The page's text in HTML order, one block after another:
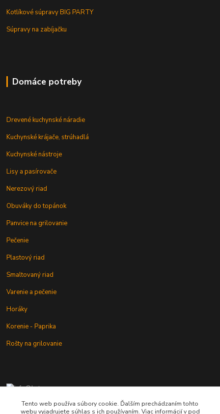
Kotlíkové súpravy BIG PARTY
Súpravy na zabíjačku
Domáce potreby
Drevené kuchynské náradie
Kuchynské krájače, strúhadlá
Kuchynské nástroje
Lisy a pasírovače
Nerezový riad
Obuváky do topánok
Panvice na grilovanie
Pečenie
Plastový riad
Smaltovaný riad
Varenie a pečenie
Horáky
Korenie - Paprika
Rošty na grilovanie
+421 902 212 007
od 8:00 - do 16:00 hod
Tento web používa súbory cookie. Ďalším prechádzaním tohto
webu vyjadrujete súhlas s ich používaním. Viac informácií v pod